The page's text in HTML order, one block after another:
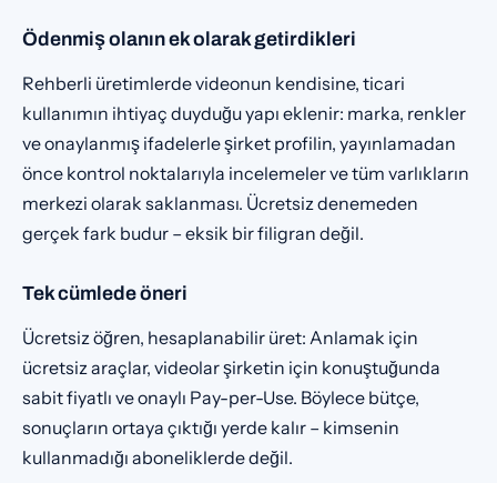
Ödenmiş olanın ek olarak getirdikleri
Rehberli üretimlerde videonun kendisine, ticari
kullanımın ihtiyaç duyduğu yapı eklenir: marka, renkler
ve onaylanmış ifadelerle şirket profilin, yayınlamadan
önce kontrol noktalarıyla incelemeler ve tüm varlıkların
merkezi olarak saklanması. Ücretsiz denemeden
gerçek fark budur – eksik bir filigran değil.
Tek cümlede öneri
Ücretsiz öğren, hesaplanabilir üret: Anlamak için
ücretsiz araçlar, videolar şirketin için konuştuğunda
sabit fiyatlı ve onaylı Pay-per-Use. Böylece bütçe,
sonuçların ortaya çıktığı yerde kalır – kimsenin
kullanmadığı aboneliklerde değil.